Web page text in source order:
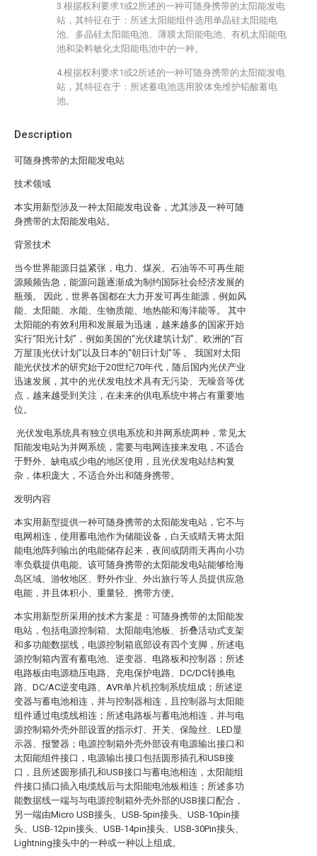
Description
可随身携带的太阳能发电站
技术领域
本实用新型涉及一种太阳能发电设备，尤其涉及一种可随
身携带的太阳能发电站。
背景技术
当今世界能源日益紧张，电力、煤炭、石油等不可再生能
源频频告急，能源问题逐渐成为制约国际社会经济发展的
瓶颈。 因此，世界各国都在大力开发可再生能源，例如风
能、太阳能、水能、生物质能、地热能和海洋能等。 其中
太阳能的有效利用和发展最为迅速，越来越多的国家开始
实行“阳光计划”，例如美国的“光伏建筑计划”、欧洲的“百
万屋顶光伏计划”以及日本的“朝日计划”等 。 我国对太阳
能光伏技术的研究始于20世纪70年代，随后国内光伏产业
迅速发展，其中的光伏发电技术具有无污染、无噪音等优
点，越来越受到关注，在未来的供电系统中将占有重要地
位。
光伏发电系统具有独立供电系统和并网系统两种，常见太
阳能发电站为并网系统，需要与电网连接来发电，不适合
于野外、缺电或少电的地区使用，且光伏发电站结构复
杂，体积庞大，不适合外出和随身携带。
发明内容
本实用新型提供一种可随身携带的太阳能发电站，它不与
电网相连，使用蓄电池作为储能设备，白天或晴天将太阳
能电池阵列输出的电能储存起来，夜间或阴雨天再向小功
率负载提供电能。该可随身携带的太阳能发电站能够给海
岛区域、游牧地区、野外作业、外出旅行等人员提供应急
电能，并且体积小、重量轻、携带方便。
本实用新型所采用的技术方案是：可随身携带的太阳能发
电站，包括电源控制箱、太阳能电池板、折叠活动式支架
和多功能数据线，电源控制箱底部设有四个支脚，所述电
源控制箱内置有蓄电池、逆变器、电路板和控制器；所述
电路板由电源稳压电路、充电保护电路、DC/DC转换电
路、DC/AC逆变电路、AVR单片机控制系统组成；所述逆
变器与蓄电池相连，并与控制器相连，且控制器与太阳能
组件通过电缆线相连；所述电路板与蓄电池相连，并与电
源控制箱外壳外部设置的指示灯、开关、保险丝、LED显
示器、报警器；电源控制箱外壳外部设有电源输出接口和
太阳能组件接口，电源输出接口包括圆形插孔和USB接
口，且所述圆形插孔和USB接口与蓄电池相连，太阳能组
件接口插口插入电缆线后与太阳能电池板相连；所述多功
能数据线一端与与电源控制箱外壳外部的USB接口配合，
另一端由Micro USB接头、USB-5pin接头、USB-10pin接
头、USB-12pin接头、USB-14pin接头、USB-30Pin接头、
Lightning接头中的一种或一种以上组成。
3.根据权利要求1或2所述的一种可随身携带的太阳能发电
站，其特征在于：所述太阳能组件选用单晶硅太阳能电
池、多晶硅太阳能电池、薄膜太阳能电池、有机太阳能电
池和染料敏化太阳能电池中的一种。
4.根据权利要求1或2所述的一种可随身携带的太阳能发电
站，其特征在于：所述蓄电池选用胶体免维护铅酸蓄电
池。